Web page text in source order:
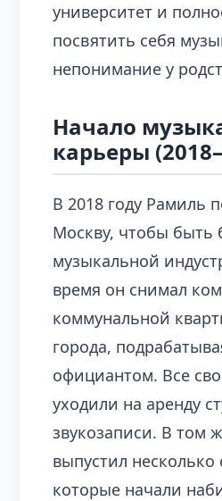
университет и
посвятить себя
непонимание у
Начало
карьеры
В 2018 году Рамиль
Москву, чтобы быть
музыкальной
время он снимал
коммунальной
города,
официантом. Все
уходили на аренду
звукозаписи. В том
выпустил несколько
которые начали